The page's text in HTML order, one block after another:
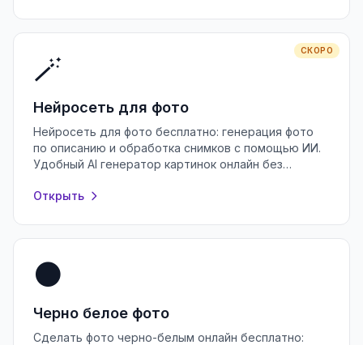
СКОРО
🪄
Нейросеть для фото
Нейросеть для фото бесплатно: генерация фото
по описанию и обработка снимков с помощью ИИ.
Удобный AI генератор картинок онлайн без
Открыть
⚫
Черно белое фото
Сделать фото черно-белым онлайн бесплатно: